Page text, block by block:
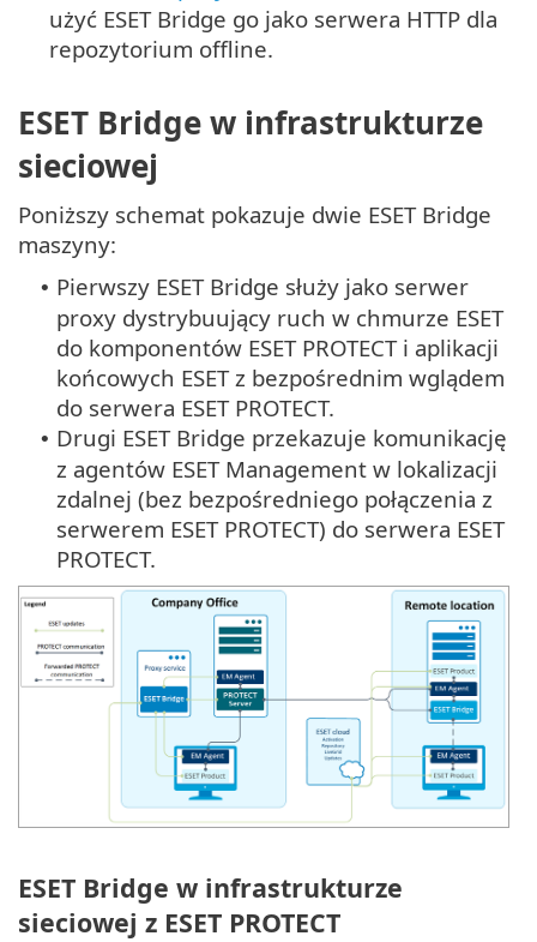
użyć ESET Bridge go jako serwera HTTP dla
repozytorium offline.
ESET Bridge w infrastrukturze
sieciowej
Poniższy schemat pokazuje dwie ESET Bridge
maszyny:
• Pierwszy ESET Bridge służy jako serwer
proxy dystrybuujący ruch w chmurze ESET
do komponentów ESET PROTECT i aplikacji
końcowych ESET z bezpośrednim wglądem
do serwera ESET PROTECT.
• Drugi ESET Bridge przekazuje komunikację
z agentów ESET Management w lokalizacji
zdalnej (bez bezpośredniego połączenia z
serwerem ESET PROTECT) do serwera ESET
PROTECT.
ESET Bridge w infrastrukturze
sieciowej z ESET PROTECT